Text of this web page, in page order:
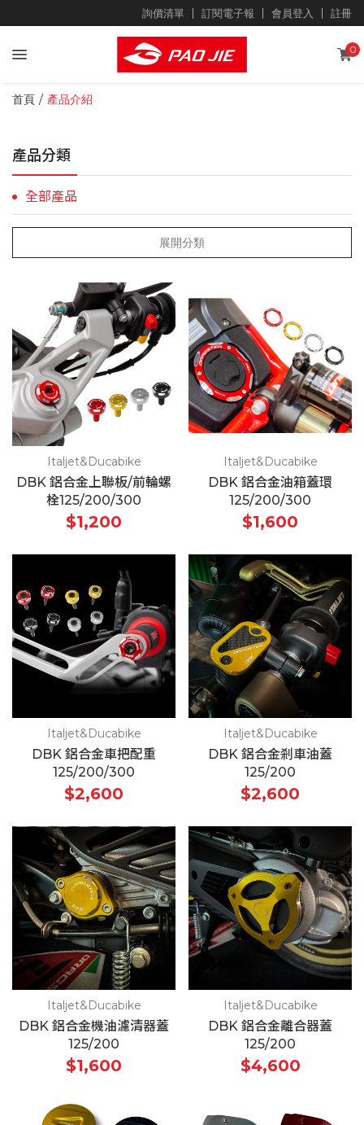
詢價清單 訂閱電子報 會員登入 註冊
0
首頁 產品介紹
產品分類
全部產品
Italjet&Ducabike
DBK 鋁合金上聯板/前輪螺
栓125/200/300
$1,200
Italjet&Ducabike
DBK 鋁合金油箱蓋環
125/200/300
$1,600
Italjet&Ducabike
DBK 鋁合金車把配重
125/200/300
$2,600
Italjet&Ducabike
DBK 鋁合金剎車油蓋
125/200
$2,600
Italjet&Ducabike
DBK 鋁合金機油濾清器蓋
125/200
$1,600
Italjet&Ducabike
DBK 鋁合金離合器蓋
125/200
$4,600